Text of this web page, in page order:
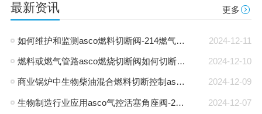
最新资讯 更多
2024-12-11
如何维护和监测asco燃料切断阀-214燃气电磁阀
2024-12-10
燃料或燃气管路asco燃烧切断阀如何切断流体
2024-12-09
商业锅炉中生物柴油混合燃料切断控制asco燃烧截止电磁阀-263电磁阀
2024-12-07
生物制造行业应用asco气控活塞角座阀-290d气控阀